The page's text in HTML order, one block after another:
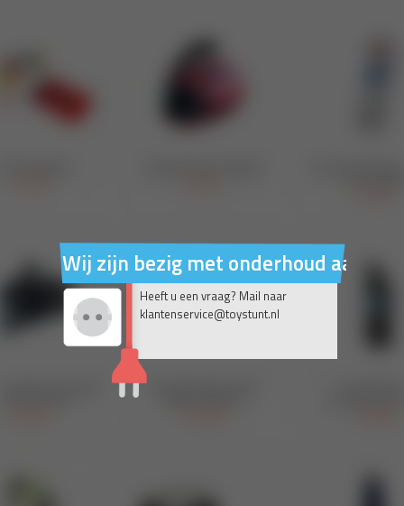
Wij zijn bezig met onderhoud aan
Heeft u een vraag? Mail naar
klantenservice@toystunt.nl